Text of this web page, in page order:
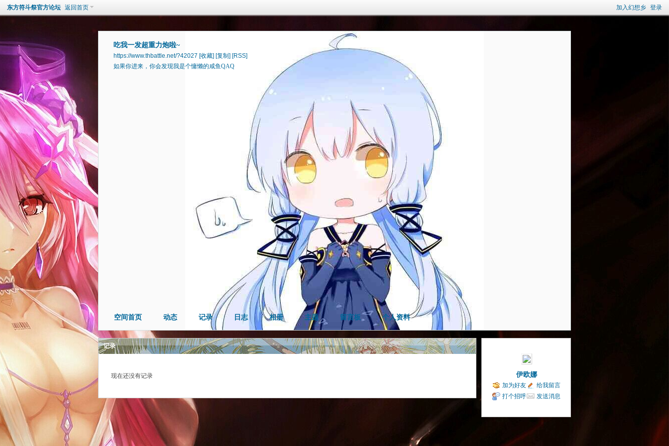
加入幻想乡 登录
东方符斗祭官方论坛 返回首页
吃我一发超重力炮啦~
https://www.thbattle.net/?42027 [收藏] [复制] [RSS]
如果你进来，你会发现我是个慵懒的咸鱼QAQ
空间首页 动态 记录 日志 相册 主题 留言板 个人资料
记录
现在还没有记录 伊欧娜
加为好友
给我留言
打个招呼
发送消息